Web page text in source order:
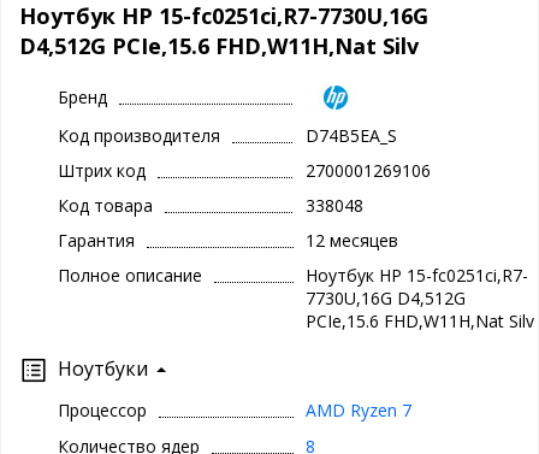
Ноутбук HP 15-fc0251ci,R7-7730U,16G
D4,512G PCIe,15.6 FHD,W11H,Nat Silv
Бренд
Код производителя
D74B5EA_S
Штрих код
2700001269106
Код товара
338048
Гарантия
12 месяцев
Полное описание
Ноутбук HP 15-fc0251ci,R7-
7730U,16G D4,512G
PCIe,15.6 FHD,W11H,Nat Silv
Ноутбуки
Процессор
AMD Ryzen 7
Количество ядер
8